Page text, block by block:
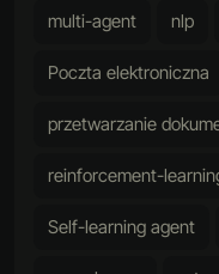
multi-agent nlp
Poczta elektroniczna
przetwarzanie
reinforcement-
Self-learning agent